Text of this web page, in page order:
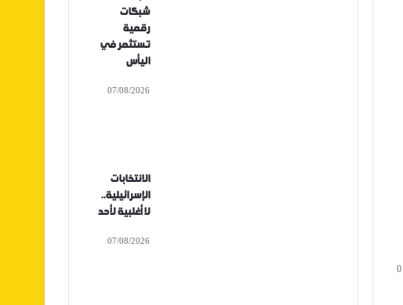
0
شبكات
رقمية
تستثمر في
اليأس
07/08/2026
الانتخابات
الإسرائيلية..
لا أغلبية لأحد
07/08/2026